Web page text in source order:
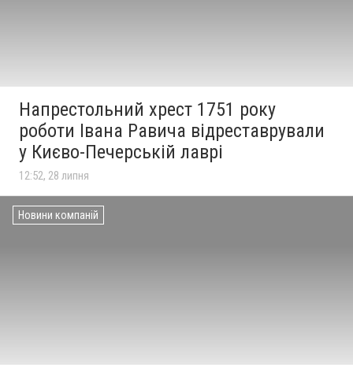
Напрестольний хрест 1751 року
роботи Івана Равича відреставрували
у Києво-Печерській лаврі
12:52, 28 липня
Новини компаній